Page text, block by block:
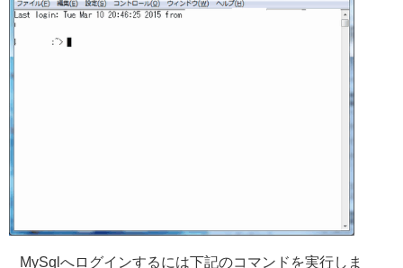
MySqlへログインするには下記のコマンドを実行しま